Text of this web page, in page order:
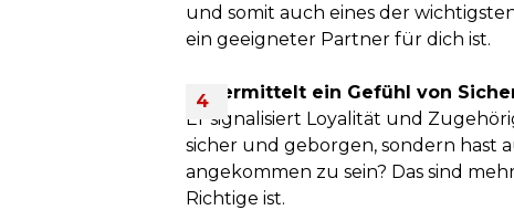
und somit auch eines der
ein geeigneter Partner für dich ist.
Er vermittelt ein Gefühl von
Er signalisiert Loyalität und
sicher und geborgen, sondern hast
angekommen zu sein? Das sind
Richtige ist.